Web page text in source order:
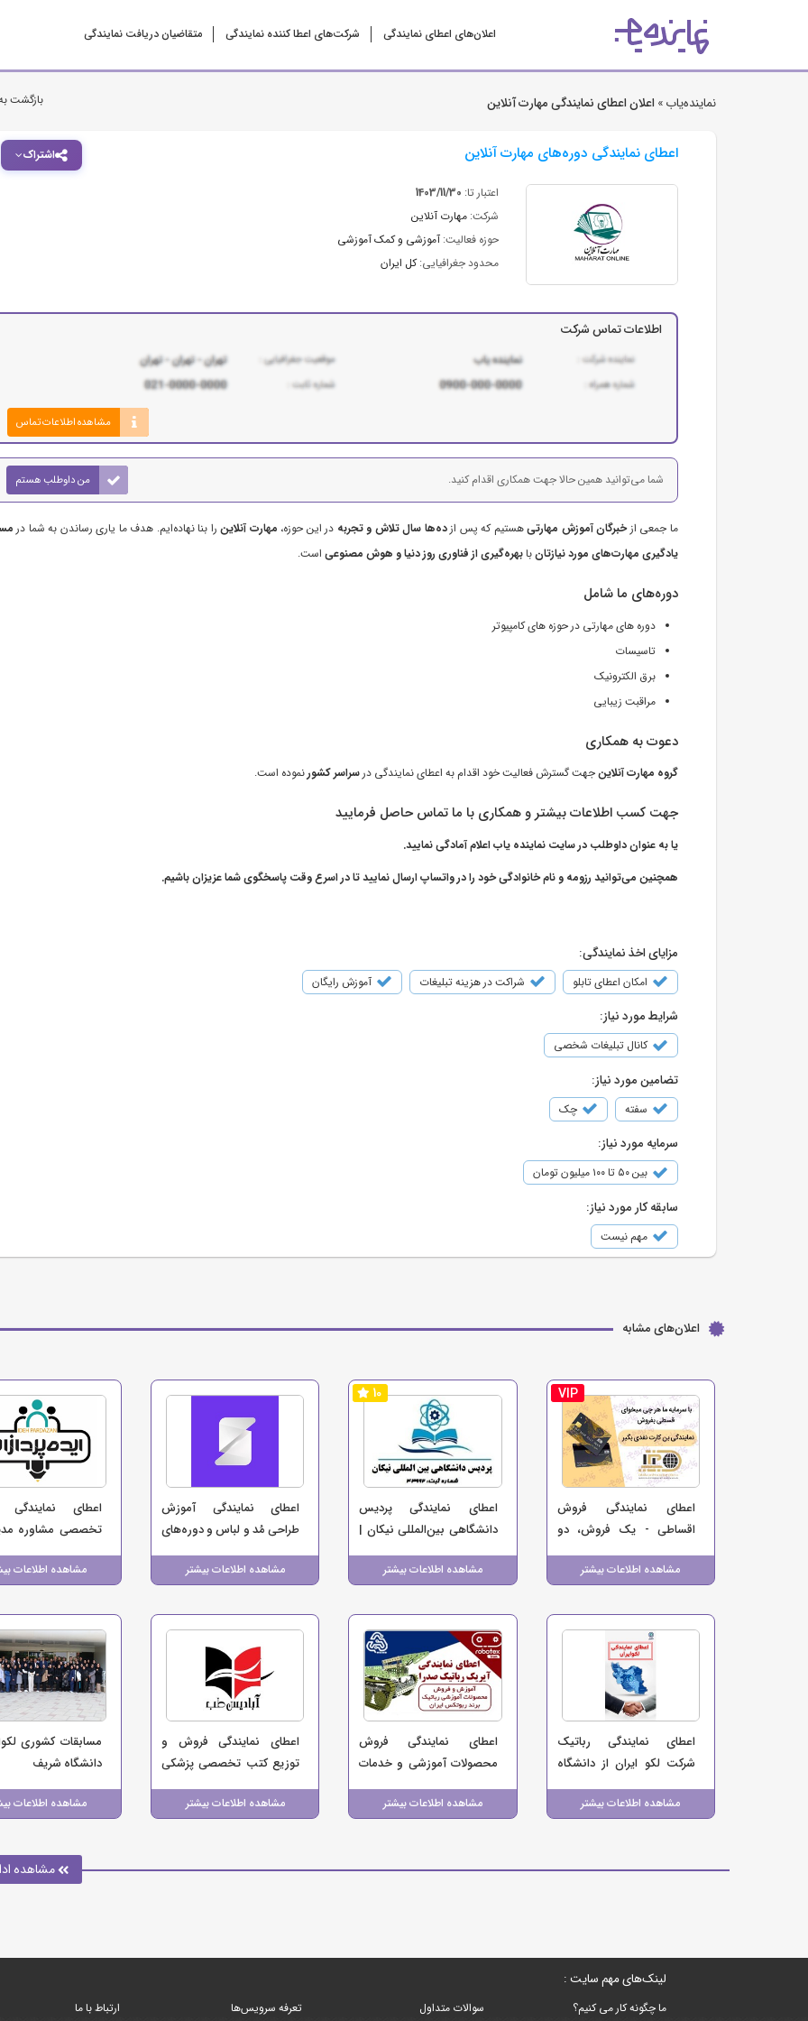
اعلان‌های اعطای نمایندگی شرکت‌‌های اعطا کننده نمایندگی متقاضیان دریافت نمایندگی
نماینده‌یاب » اعلان اعطای نمایندگی مهارت آنلاین بازگشت
اشتراک اعطای نمایندگی دوره‌های مهارت آنلاین
اعتبار تا: 1403/11/30
شرکت: مهارت آنلاین
حوزه فعالیت: آموزشی و کمک آموزشی
محدود جغرافیایی:کل ایران
اطلاعات تماس شرکت
مشاهده اطلاعات تماس
شما می‌توانید همین حالا جهت همکاری اقدام کنید. من داوطلب هستم
ما جمعی ازخبرگان آموزش مهارتیهستیم که پس ازده‌ها سال تلاش و تجربه در این حوزه، مهارت آنلاینرا بنا نهاده‌ایم. هدف ما یاری رساندن به شما در
یادگیری مهارت‌های مورد نیازتانبابهره‌گیری از فناوری روز دنیا و هوش مصنوعی است.
دوره‌های ما شامل
دوره های مهارتی در حوزه های کامپیوتر
تاسیسات
برق الکترونیک
مراقبت زیبایی
دعوت به همکاری
گروه مهارت آنلاینجهت گسترش فعالیت خود اقدام به اعطای نمایندگی درسراسر کشورنموده است.
جهت کسب اطلاعات بیشتر و همکاری با ما تماس حاصل فرمایید
یا به عنوان داوطلب در سایت نماینده یاب اعلام آمادگی نمایید.
همچنین می‌توانید رزومه و نام خانوادگی خود را در واتساپ ارسال نمایید تا در اسرع وقت پاسخگوی شما عزیزان باشیم.
مزایای اخذ نمایندگی:
امکان اعطای تابلو شراکت در هزینه تبلیغات آموزش رایگان
شرایط مورد نیاز:
کانال تبلیغات شخصی
تضامین مورد نیاز:
سفته چک
سرمایه مورد نیاز:
بین ۵۰ تا ۱۰۰ میلیون تومان
سابقه کار مورد نیاز:
مهم نیست
اعلان‌های مشابه
VIP
اعطای نمایندگی فروش
اقساطی - یک فروش، دو
منبع درآمد برای کسب‌وکار
شمامشاهده اطلاعات بیشتر
10
اعطای نمایندگی پردیس
دانشگاهی بین‌المللی نیکان |
بدون نیاز به سرمایه اولیه
مشاهده اطلاعات بیشتر
اعطای نمایندگی آموزش
طراحی مُد و لباس و دوره‌های
هنری مؤسسه صاحو (با
مدارک بین‌المللی ایتالیا)
مشاهده اطلاعات بیشتر
اعطای
تخصصی مشاوره
راهکارهای
ایده‌پردازان
مشاهده اطلاعات
اعطای نمایندگی رباتیک
شرکت لکو ایران از دانشگاه
شریف در استان کرمانشاه و
کردستان
مشاهده اطلاعات بیشتر
اعطای نمایندگی فروش
محصولات آموزشی و خدمات
آموزش رباتیک مجموعه
ربوتکس ایران
مشاهده اطلاعات بیشتر
اعطای نمایندگی فروش و
توزیع کتب تخصصی پزشکی
انتشارات آبادیس‌طب
مشاهده اطلاعات بیشتر
مسابقات کشوری
دانشگاه شریف
مشاهده اطلاعات
مشاهده
لینک‌های مهم سایت :
ما چگونه کار می کنیم؟ سوالات متداول تعرفه سرویس‌ها ارتباط با ما